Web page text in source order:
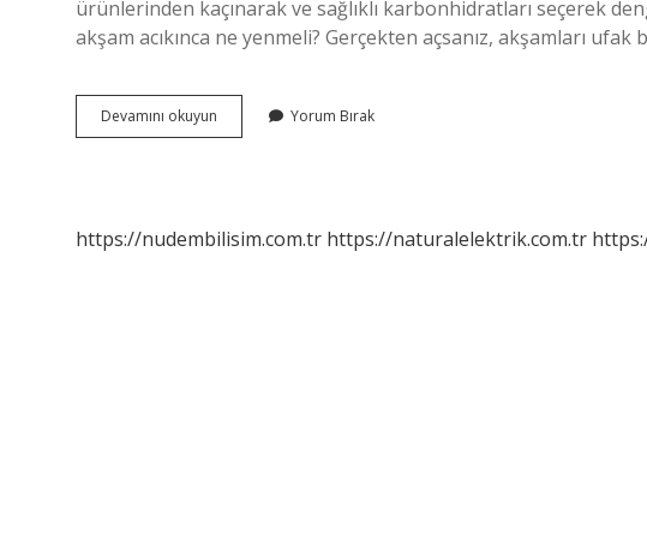
ürünlerinden kaçınarak ve sağlıklı karbonhidratları seçerek
akşam acıkınca ne yenmeli? Gerçekten açsanız, akşamları ufak
Devamını okuyun
Ne
Yorum Bırak
https://nudembilisim.com.tr https://naturalelektrik.com.tr